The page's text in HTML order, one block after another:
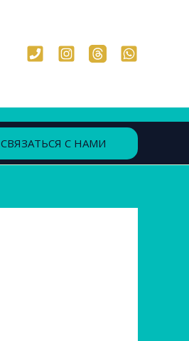
СВЯЗАТЬСЯ С НАМИ